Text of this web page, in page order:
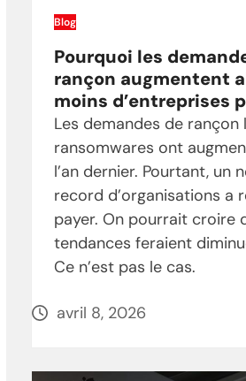
Blog
Pourquoi les
rançon augmentent
moins d’entreprises
Les demandes de rançon
ransomwares ont
l’an dernier. Pourtant, un
record d’organisations a
payer. On pourrait croire
tendances feraient
Ce n’est pas le cas.
avril 8, 2026